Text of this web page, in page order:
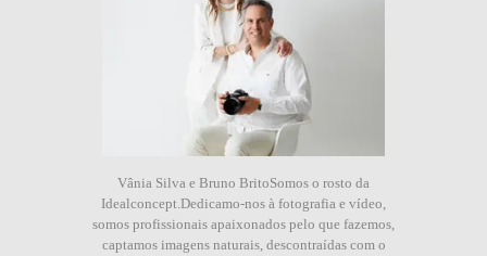
Vânia Silva e Bruno BritoSomos o rosto da
Idealconcept.Dedicamo-nos à fotografia e vídeo,
somos profissionais apaixonados pelo que fazemos,
captamos imagens naturais, descontraídas com o